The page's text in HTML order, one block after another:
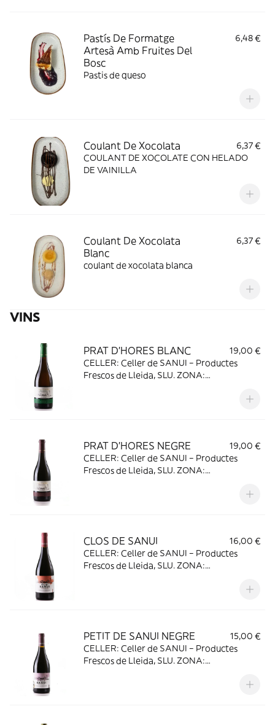
Pastís De Formatge
Artesà Amb Fruites Del
Bosc
6,48 €
Pastis de queso
Coulant De Xocolata
6,37 €
COULANT DE XOCOLATE CON HELADO
DE VAINILLA
Coulant De Xocolata
Blanc
6,37 €
coulant de xocolata blanca
VINS
PRAT D'HORES BLANC
19,00 €
CELLER: Celler de SANUI – Productes
Frescos de Lleida, SLU. ZONA:
SEGRE VEREMA: Collita 2019 VARIETATS:
PRAT D'HORES NEGRE
19,00 €
CELLER: Celler de SANUI – Productes
Frescos de Lleida, SLU. ZONA:
SEGRE VEREMA: Collita 2019 VARIETATS:
CLOS DE SANUI
16,00 €
CELLER: Celler de SANUI – Productes
Frescos de Lleida, SLU. ZONA:
SEGRE VEREMA: Collita 2019 VARIETATS:
PETIT DE SANUI NEGRE
15,00 €
CELLER: Celler de SANUI – Productes
Frescos de Lleida, SLU. ZONA:
SEGRE VEREMA: Collita 2019 VARIETATS: